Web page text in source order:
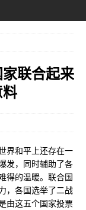
联合起来
界和平上还存在一
发，同时辅助了各
得的温暖。联合国
，各国选举了二战
由这五个国家投票